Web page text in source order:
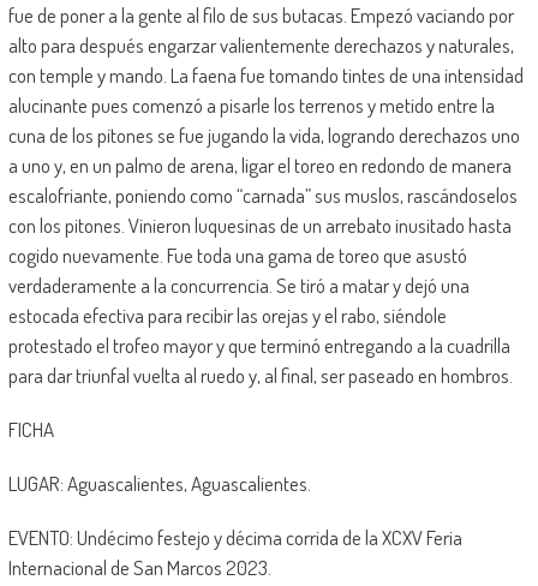
fue de poner a la gente al filo de sus butacas. Empezó vaciando por
alto para después engarzar valientemente derechazos y naturales,
con temple y mando. La faena fue tomando tintes de una intensidad
alucinante pues comenzó a pisarle los terrenos y metido entre la
cuna de los pitones se fue jugando la vida, logrando derechazos uno
a uno y, en un palmo de arena, ligar el toreo en redondo de manera
escalofriante, poniendo como “carnada” sus muslos, rascándoselos
con los pitones. Vinieron luquesinas de un arrebato inusitado hasta
cogido nuevamente. Fue toda una gama de toreo que asustó
verdaderamente a la concurrencia. Se tiró a matar y dejó una
estocada efectiva para recibir las orejas y el rabo, siéndole
protestado el trofeo mayor y que terminó entregando a la cuadrilla
para dar triunfal vuelta al ruedo y, al final, ser paseado en hombros.
FICHA
LUGAR: Aguascalientes, Aguascalientes.
EVENTO: Undécimo festejo y décima corrida de la XCXV Feria
Internacional de San Marcos 2023.